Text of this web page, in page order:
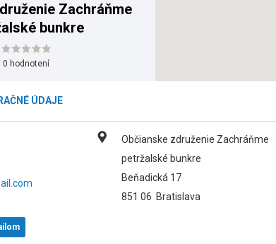
Zachráňme
bunkre
0 hodnotení
ÚDAJE
Občianske združenie Zachráňme
petržalské bunkre
Beňadická 17
851 06 Bratislava